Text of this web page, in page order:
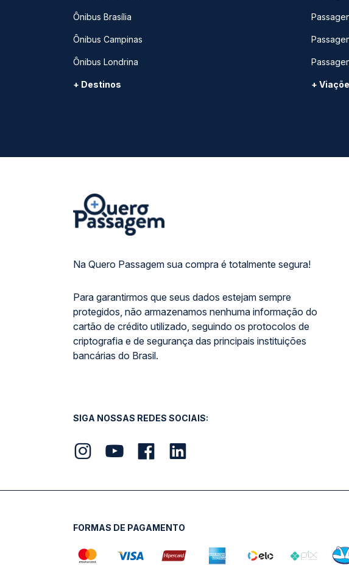
Ônibus Brasília
Ônibus Campinas
Ônibus Londrina
+ Destinos +
Na Quero Passagem sua compra é totalmente segura!
Para garantirmos que seus dados estejam sempre
protegidos, não armazenamos nenhuma informação do
cartão de crédito utilizado, seguindo os protocolos de
criptografia e de segurança das principais instituições
bancárias do Brasil.
SIGA NOSSAS REDES SOCIAIS:
FORMAS DE PAGAMENTO